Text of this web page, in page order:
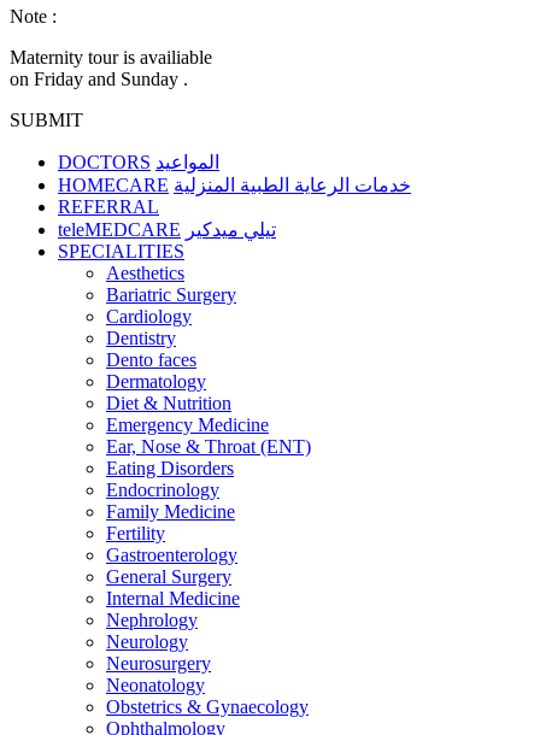
Note :
Maternity tour is availiable
on Friday and Sunday .
SUBMIT
DOCTORS المواعيد
HOMECARE خدمات الرعاية الطبية المنزلية
REFERRAL
teleMEDCARE تيلي ميدكير
SPECIALITIES
Aesthetics
Bariatric Surgery
Cardiology
Dentistry
Dento faces
Dermatology
Diet & Nutrition
Emergency Medicine
Ear, Nose & Throat (ENT)
Eating Disorders
Endocrinology
Family Medicine
Fertility
Gastroenterology
General Surgery
Internal Medicine
Nephrology
Neurology
Neurosurgery
Neonatology
Obstetrics & Gynaecology
Ophthalmology